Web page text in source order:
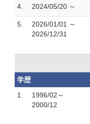
4. 2024/05/20 ～
5.
2026/01/01 ～
2026/12/31
学歴
1.
1996/02～
2000/12